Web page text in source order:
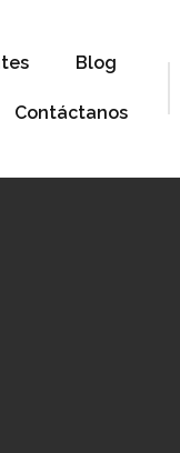
Blog
Contáctanos